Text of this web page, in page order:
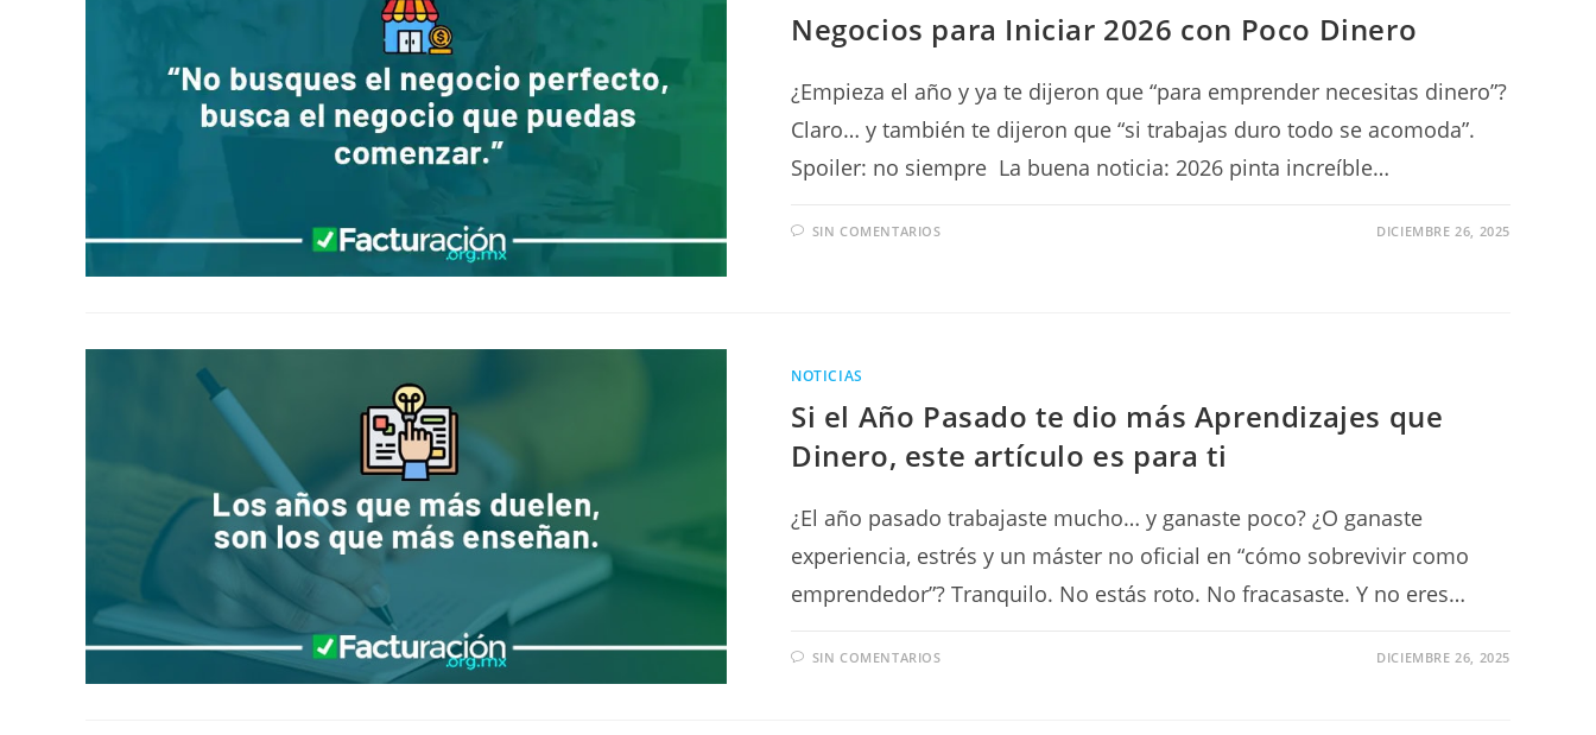
Negocios para Iniciar 2026 con Poco Dinero
¿Empieza el año y ya te dijeron que “para emprender necesitas dinero”?
Claro… y también te dijeron que “si trabajas duro todo se acomoda”.
Spoiler: no siempre La buena noticia: 2026 pinta increíble…
SIN COMENTARIOS DICIEMBRE 26, 2025
NOTICIAS
Si el Año Pasado te dio más Aprendizajes que
Dinero, este artículo es para ti
¿El año pasado trabajaste mucho… y ganaste poco? ¿O ganaste
experiencia, estrés y un máster no oficial en “cómo sobrevivir como
emprendedor”? Tranquilo. No estás roto. No fracasaste. Y no eres…
SIN COMENTARIOS DICIEMBRE 26, 2025